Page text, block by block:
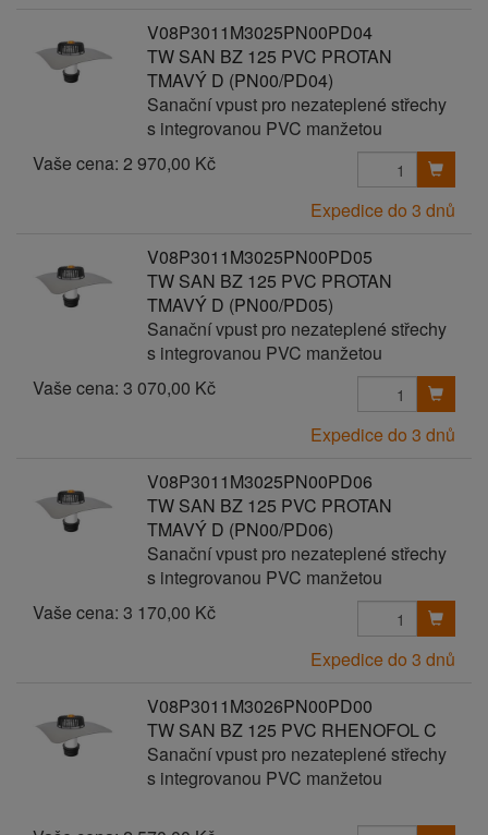
V08P3011M3025PN00PD04
TW SAN BZ 125 PVC PROTAN
TMAVÝ D (PN00/PD04)
Sanační vpust pro nezateplené střechy
s integrovanou PVC manžetou
Vaše cena: 2 970,00 Kč
Expedice do 3 dnů
V08P3011M3025PN00PD05
TW SAN BZ 125 PVC PROTAN
TMAVÝ D (PN00/PD05)
Sanační vpust pro nezateplené střechy
s integrovanou PVC manžetou
Vaše cena: 3 070,00 Kč
Expedice do 3 dnů
V08P3011M3025PN00PD06
TW SAN BZ 125 PVC PROTAN
TMAVÝ D (PN00/PD06)
Sanační vpust pro nezateplené střechy
s integrovanou PVC manžetou
Vaše cena: 3 170,00 Kč
Expedice do 3 dnů
V08P3011M3026PN00PD00
TW SAN BZ 125 PVC RHENOFOL C
Sanační vpust pro nezateplené střechy
s integrovanou PVC manžetou